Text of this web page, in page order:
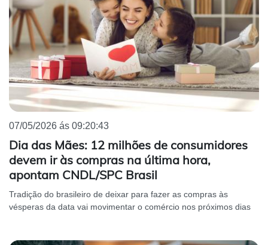
07/05/2026 ás 09:20:43
Dia das Mães: 12 milhões de consumidores
devem ir às compras na última hora,
apontam CNDL/SPC Brasil
Tradição do brasileiro de deixar para fazer as compras às
vésperas da data vai movimentar o comércio nos próximos dias